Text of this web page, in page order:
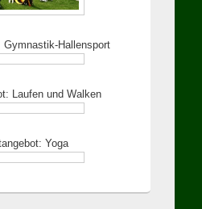
Hallensport
Laufen und Walken
Yoga